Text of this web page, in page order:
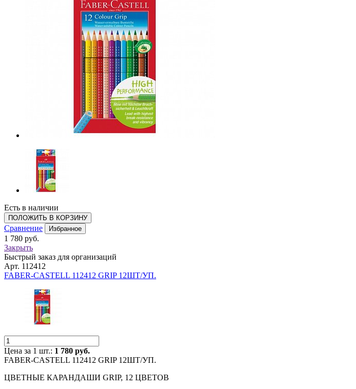
Есть в наличии
ПОЛОЖИТЬ В КОРЗИНУ
Сравнение Избранное
1 780 руб.
Закрыть
Быстрый заказ для организаций
Арт. 112412
FABER-CASTELL 112412 GRIP 12ШТ/УП.
Цена за 1 шт.: 1 780 руб.
FABER-CASTELL 112412 GRIP 12ШТ/УП.
ЦВЕТНЫЕ КАРАНДАШИ GRIP, 12 ЦВЕТОВ